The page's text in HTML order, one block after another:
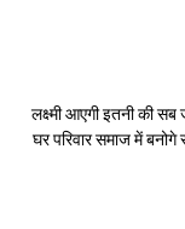
लक्ष्मी आएगी इतनी की सब
घर परिवार समाज में बनोगे